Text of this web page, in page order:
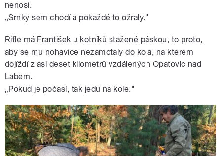
nenosí.
„Srnky sem chodí a pokaždé to ožraly."
Rifle má František u kotníků stažené páskou, to proto,
aby se mu nohavice nezamotaly do kola, na kterém
dojíždí z asi deset kilometrů vzdálených Opatovic nad
Labem.
„Pokud je počasí, tak jedu na kole."